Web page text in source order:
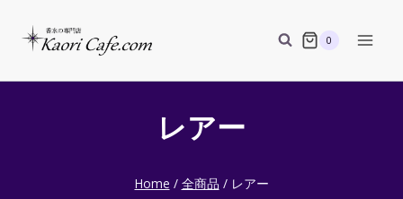
0
レアー
Home / 全商品 / レアー